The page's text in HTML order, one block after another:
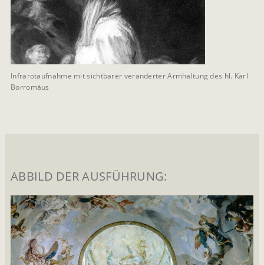
Infrarotaufnahme mit sichtbarer veränderter Armhaltung des hl. Karl
Borromäus
ABBILD DER AUSFÜHRUNG: